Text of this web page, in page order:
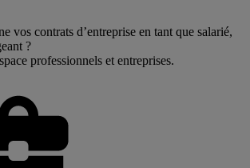
vos contrats d’entreprise en tant que salarié,
?
professionnels et entreprises.